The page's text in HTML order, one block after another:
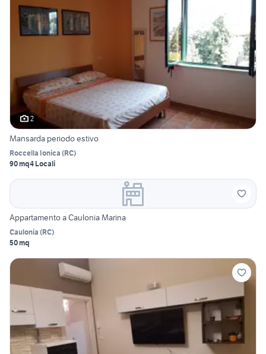
2
Mansarda periodo estivo
Roccella Ionica (RC)
90 mq4 Locali
Appartamento a Caulonia Marina
Caulonia (RC)
50 mq